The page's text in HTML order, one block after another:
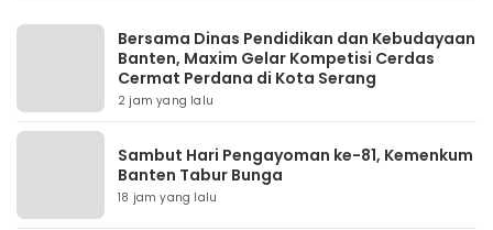
Bersama Dinas Pendidikan dan Kebudayaan
Banten, Maxim Gelar Kompetisi Cerdas
Cermat Perdana di Kota Serang
2 jam yang lalu
Sambut Hari Pengayoman ke-81, Kemenkum
Banten Tabur Bunga
18 jam yang lalu